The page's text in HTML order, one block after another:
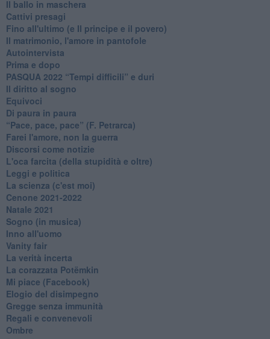
Il ballo in maschera
Cattivi presagi
Fino all'ultimo (e Il principe e il povero)
Il matrimonio, l'amore in pantofole
Autointervista
Prima e dopo
​PASQUA 2022 “Tempi difficili” e duri
Il diritto al sogno
Equivoci
Di paura in paura
​“Pace, pace, pace” (F. Petrarca)
Farei l'amore, non la guerra
Discorsi come notizie
L'oca farcita (della stupidità e oltre)
Leggi e politica
La scienza (c'est moi)
Cenone 2021-2022
Natale 2021
Sogno (in musica)
Inno all'uomo
Vanity fair
La verità incerta
La corazzata Potëmkin
Mi piace (Facebook)
Elogio del disimpegno
Gregge senza immunità
Regali e convenevoli
Ombre